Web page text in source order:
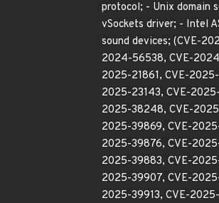
protocol; - Unix domain
vSockets driver; - Intel
sound devices; (CVE-
2024-56538, CVE-
2025-21861, CVE-
2025-23143, CVE-
2025-38248, CVE-
2025-39869, CVE-
2025-39876, CVE-
2025-39883, CVE-
2025-39907, CVE-
2025-39913, CVE-